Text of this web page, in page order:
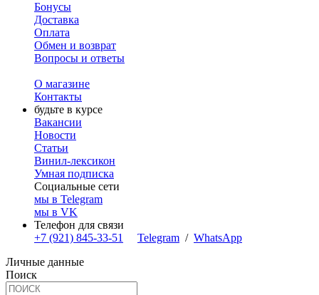
Бонусы
Доставка
Оплата
Обмен и возврат
Вопросы и ответы
О магазине
Контакты
будьте в курсе
Вакансии
Новости
Статьи
Винил-лексикон
Умная подписка
Социальные сети
мы в Telegram
мы в VK
Телефон для связи
+7 (921) 845-33-51
Telegram / WhatsApp
Личные данные
Поиск